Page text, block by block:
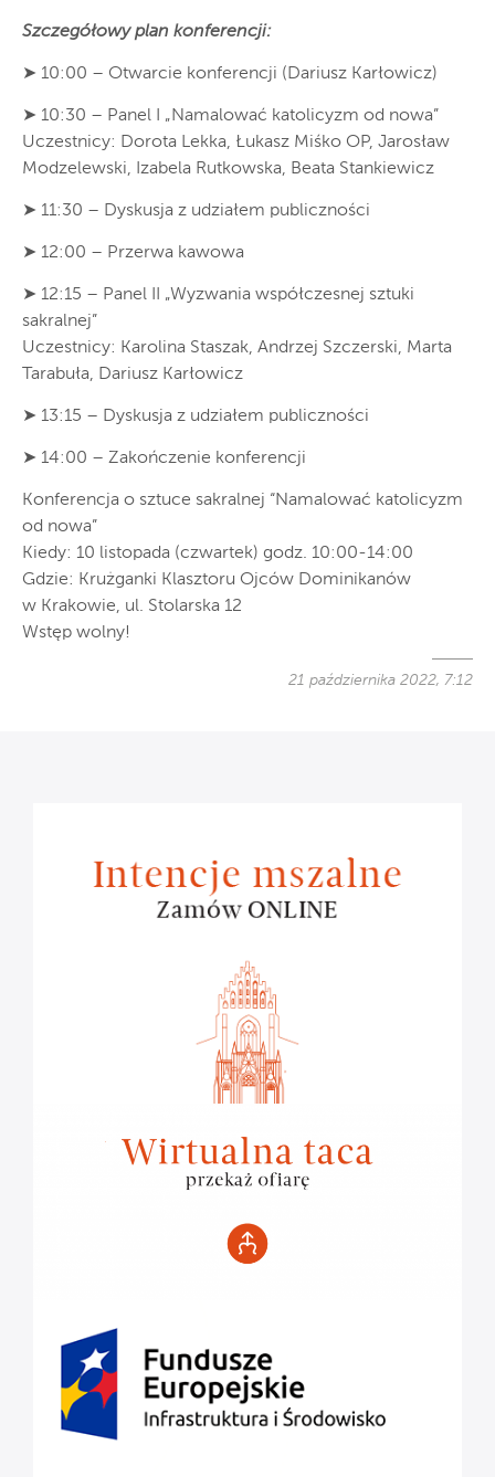
Szczegółowy plan konferencji:
➤ 10:00 – Otwarcie konferencji (Dariusz Karłowicz)
➤ 10:30 – Panel I „Namalować katolicyzm od nowa”
Uczestnicy: Dorota Lekka, Łukasz Miśko OP, Jarosław
Modzelewski, Izabela Rutkowska, Beata Stankiewicz
➤ 11:30 – Dyskusja z udziałem publiczności
➤ 12:00 – Przerwa kawowa
➤ 12:15 – Panel II „Wyzwania współczesnej sztuki
sakralnej”
Uczestnicy: Karolina Staszak, Andrzej Szczerski, Marta
Tarabuła, Dariusz Karłowicz
➤ 13:15 – Dyskusja z udziałem publiczności
➤ 14:00 – Zakończenie konferencji
Konferencja o sztuce sakralnej “Namalować katolicyzm
od nowa”
Kiedy: 10 listopada (czwartek) godz. 10:00-14:00
Gdzie: Krużganki Klasztoru Ojców Dominikanów
w Krakowie, ul. Stolarska 12
Wstęp wolny!
21 października 2022, 7:12